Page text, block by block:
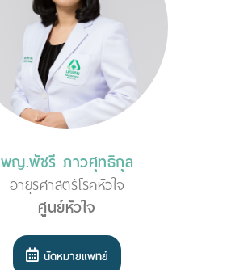
พญ.พัชรี ภาวศุทธิกุล
อายุรศาสตร์โรคหัวใจ
ศูนย์หัวใจ
นัดหมายแพทย์